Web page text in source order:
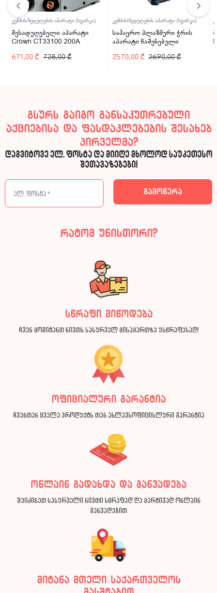
კემპის/შედუღების აპარატი (სვარკა)
შესადუღებელი აპარატი
Crown CT33100 200A
728,00₾
671,00 ₾
კემპის/შედუღების აპარატი (სვარკა)
საჰაერო პლაზმური ჭრის
აპარატი ჩაშენებული
WDK-40CUT-C 40A
2690,00₾
2570,00 ₾
გსურს გაიგო განსაკუთრებული
აქციებისა და ფასდაკლებების შესახებ
პირველმა?
დაგვიტოვე ელ. ფოსტა და მიიღე მხოლოდ საუკეთესო
შეთავაზებები!
რატომ უნისთორი?
სწრაფი მიწოდება
ჩვენ მოგიტანთ ნივთს სასურველ მისამართზე უსწრაფესად!
ოფიციალური გარანტია
ჩვენთან ყველა პროდუქტს თან ახლავსოფიცისლური გარანტია
ონლაინ გადახდა და განვადება
შეიძინეთ სასურველი ნივთი სწრაფად და მარტივად ონლაინ
განვადებით
მიტანა მთელი საქართველოს